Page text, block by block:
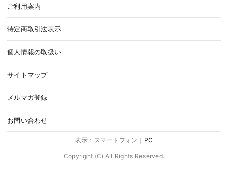
ご利用案内
特定商取引法表示
個人情報の取扱い
サイトマップ
メルマガ登録
お問い合わせ
表示：スマートフォン｜ PC
Copyright (C) All Rights Reserved.